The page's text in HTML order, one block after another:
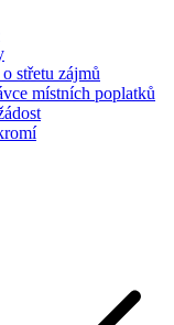
střetu zájmů
místních poplatků